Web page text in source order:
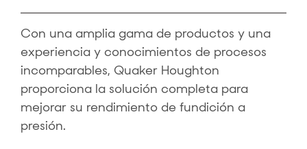
Con una amplia gama de productos y una
experiencia y conocimientos de procesos
incomparables, Quaker Houghton
proporciona la solución completa para
mejorar su rendimiento de fundición a
presión.